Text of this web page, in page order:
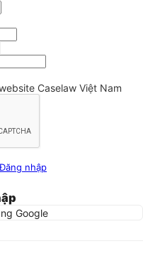
Caselaw Việt Nam
Đăng nhập
Google